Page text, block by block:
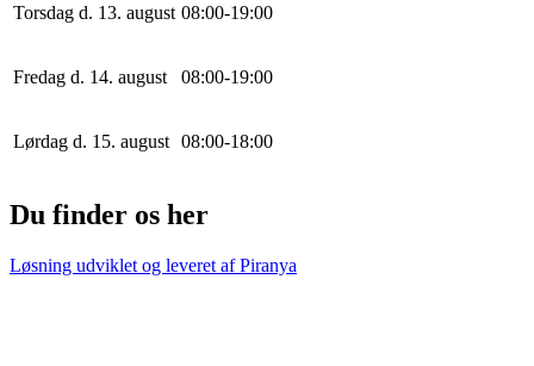
Torsdag d. 13. august 08:00-19:00
Fredag d. 14. august 08:00-19:00
Lørdag d. 15. august 08:00-18:00
Du finder os her
Løsning udviklet og leveret afPiranya